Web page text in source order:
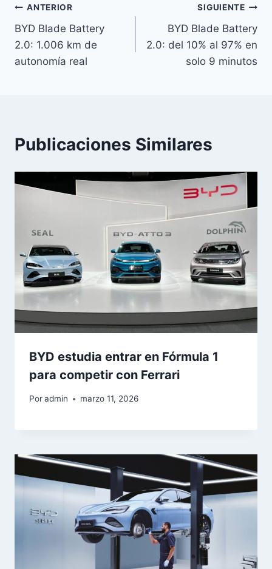
Navegación
de
entradas
ANTERIOR
BYD Blade Battery
2.0: 1.006 km de
autonomía real
SIGUIENTE
BYD Blade Battery
2.0: del 10% al 97% en
solo 9 minutos
Publicaciones Similares
BYD estudia entrar en Fórmula 1
para competir con Ferrari
Poradmin marzo 11, 2026